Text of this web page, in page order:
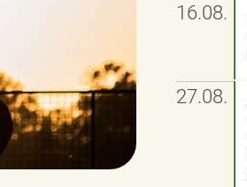
16.08.
27.08.